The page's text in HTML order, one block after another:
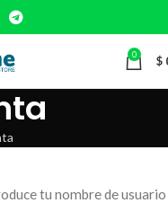
0 $
tu nombre de usuario